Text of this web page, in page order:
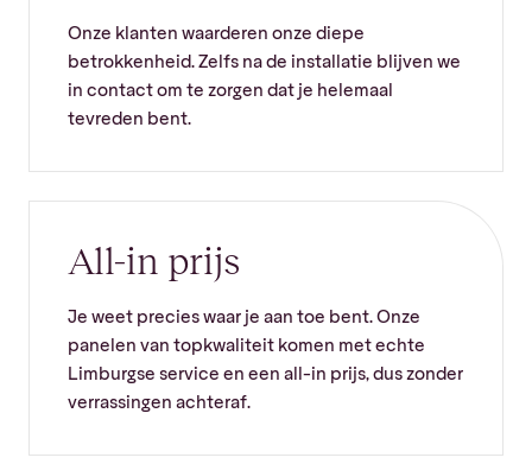
Onze klanten waarderen onze diepe
betrokkenheid. Zelfs na de installatie blijven we
in contact om te zorgen dat je helemaal
tevreden bent.
All-in prijs
Je weet precies waar je aan toe bent. Onze
panelen van topkwaliteit komen met echte
Limburgse service en een all-in prijs, dus zonder
verrassingen achteraf.